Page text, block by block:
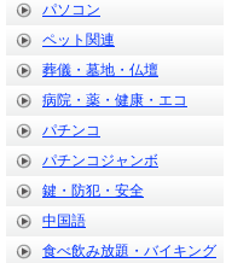
パソコン
ペット関連
葬儀・墓地・仏壇
病院・薬・健康・エコ
パチンコ
パチンコジャンボ
鍵・防犯・安全
中国語
食べ飲み放題・バイキング